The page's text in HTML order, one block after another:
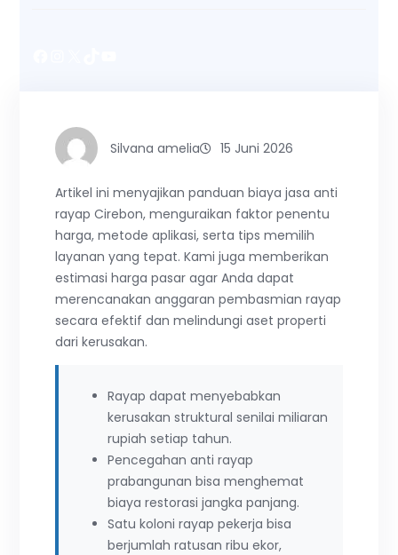
Silvana amelia 15 Juni 2026
Artikel ini menyajikan panduan biaya jasa anti
rayap Cirebon, menguraikan faktor penentu
harga, metode aplikasi, serta tips memilih
layanan yang tepat. Kami juga memberikan
estimasi harga pasar agar Anda dapat
merencanakan anggaran pembasmian rayap
secara efektif dan melindungi aset properti
dari kerusakan.
Rayap dapat menyebabkan
kerusakan struktural senilai miliaran
rupiah setiap tahun.
Pencegahan anti rayap
prabangunan bisa menghemat
biaya restorasi jangka panjang.
Satu koloni rayap pekerja bisa
berjumlah ratusan ribu ekor,